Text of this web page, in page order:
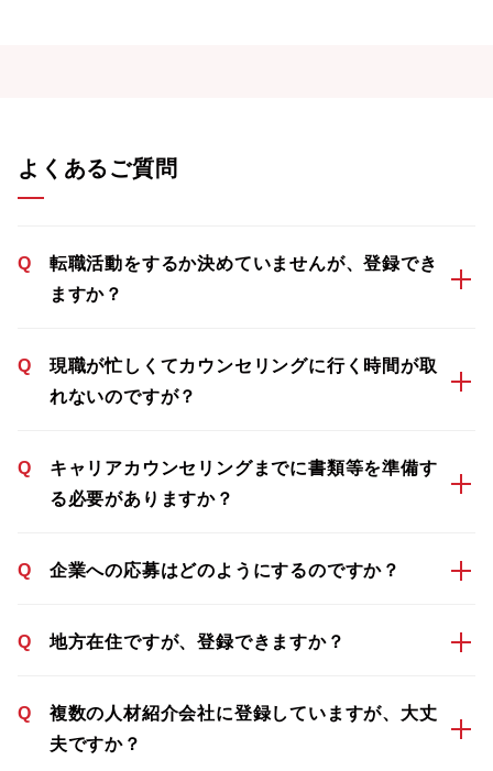
よくあるご質問
Q
転職活動をするか決めていませんが、登録でき
ますか？
Q
現職が忙しくてカウンセリングに行く時間が取
れないのですが？
Q
キャリアカウンセリングまでに書類等を準備す
る必要がありますか？
Q 企業への応募はどのようにするのですか？
Q 地方在住ですが、登録できますか？
Q
複数の人材紹介会社に登録していますが、大丈
夫ですか？